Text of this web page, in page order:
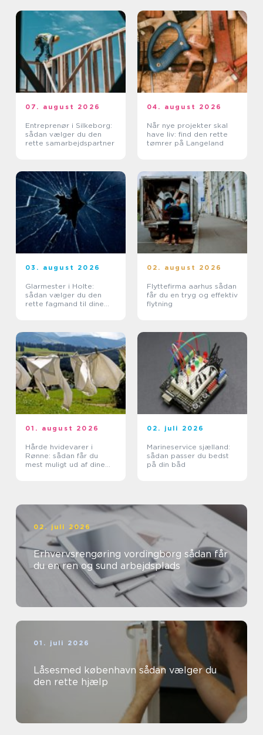
07. august 2026
Entreprenør i Silkeborg:
sådan vælger du den
rette samarbejdspartner
04. august 2026
Når nye projekter skal
have liv: find den rette
tømrer på Langeland
03. august 2026
Glarmester i Holte:
sådan vælger du den
rette fagmand til dine
02. august 2026
Flyttefirma aarhus sådan
får du en tryg og effektiv
flytning
01. august 2026
Hårde hvidevarer i
Rønne: sådan får du
mest muligt ud af dine
02. juli 2026
Marineservice sjælland:
sådan passer du bedst
på din båd
02. juli 2026
Erhvervsrengøring vordingborg sådan får
du en ren og sund arbejdsplads
01. juli 2026
Låsesmed københavn sådan vælger du
den rette hjælp